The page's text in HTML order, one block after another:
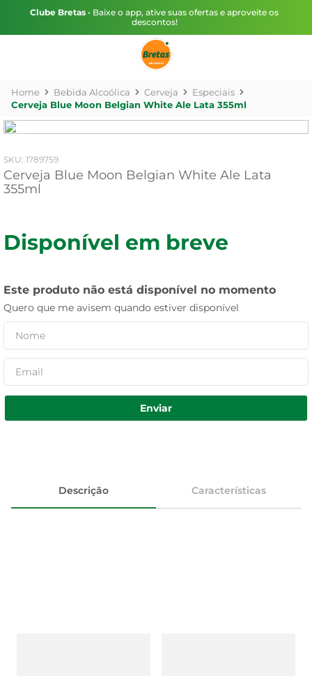
Clube Bretas • Baixe o app, ative suas ofertas e aproveite os
descontos!
Bebida Alcoólica Cerveja
Especiais
Cerveja Blue Moon Belgian White Ale Lata 355ml
: 1789759
Cerveja Blue Moon Belgian White Ale Lata
355ml
Disponível em breve
Este produto não está disponível no momento
Quero que me avisem quando estiver disponível
Enviar
Descrição Características